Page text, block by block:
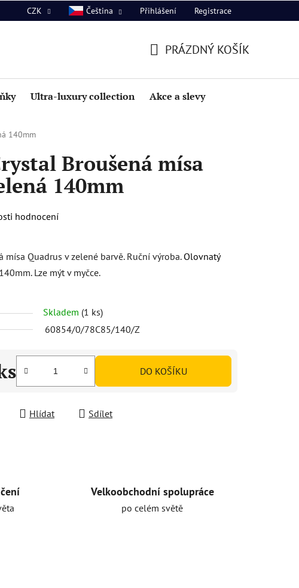
CZK Čeština Přihlášení Registrace
KOŠÍK
PRÁZDNÝ KOŠÍK
Ultra-luxury collection Akce a slevy
140mm
Broušená mísa
140mm
hodnocení
mísa Quadrus v zelené barvě. Ruční výroba.Olovnatý
Lze mýt v myčce.
Skladem (1 ks)
60854/0/78C85/140/Z
DO KOŠÍKU
Hlídat Sdílet
Velkoobchodní spolupráce
po celém světě